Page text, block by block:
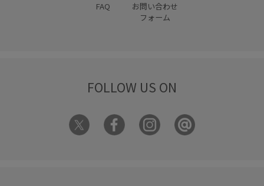
FAQ
お問い合わせ
フォーム
FOLLOW US ON